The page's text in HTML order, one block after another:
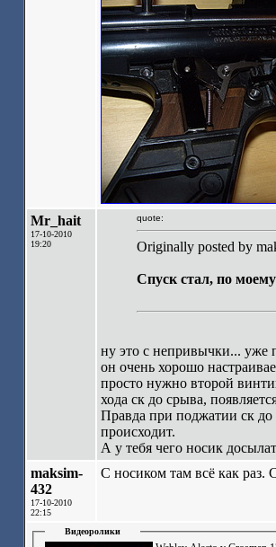
Mr_hait
17-10-2010
19:20
quote:
Originally posted by
Спуск стал, по
ну это с непривычки... уже
он очень хорошо
просто нужно второй
хода ск до срыва,
Правда при поджатии ск до
происходит.
А у тебя чего носик
maksim-
432
17-10-2010
22:15
С носиком там всё как раз.
Видеоролики